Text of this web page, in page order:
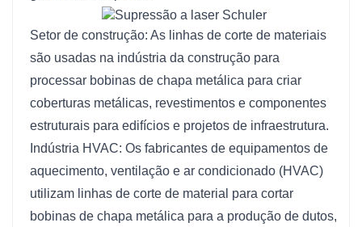
Setor de construção: As linhas de corte de materiais
são usadas na indústria da construção para
processar bobinas de chapa metálica para criar
coberturas metálicas, revestimentos e componentes
estruturais para edifícios e projetos de infraestrutura.
Indústria HVAC: Os fabricantes de equipamentos de
aquecimento, ventilação e ar condicionado (HVAC)
utilizam linhas de corte de material para cortar
bobinas de chapa metálica para a produção de dutos,